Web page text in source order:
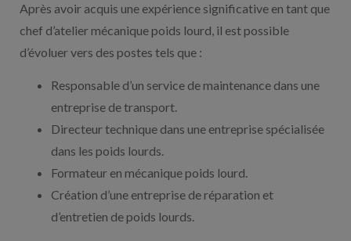
Après avoir acquis une expérience significative en tant que
chef d’atelier mécanique poids lourd, il est possible
d’évoluer vers des postes tels que :
Responsable d’un service de maintenance dans une
entreprise de transport.
Directeur technique dans une entreprise spécialisée
dans les poids lourds.
Formateur en mécanique poids lourd.
Création d’une entreprise de réparation et
d’entretien de poids lourds.